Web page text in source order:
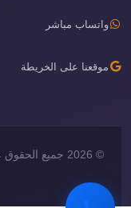
واتساب مباشر
موقعنا على الخريطة
© 2026 جميع الحقوق محفوظة —